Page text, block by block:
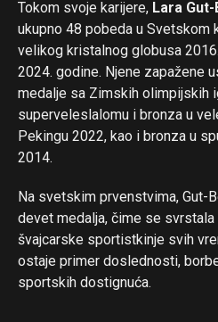
Tokom svoje karijere, Lara
ukupno 48 pobeda u Svetskom
velikog kristalnog globusa
2024. godine. Njene zapažene
medalje sa Zimskih olimpijskih
superveleslalomu i bronza u
Pekingu 2022, kao i bronza u
2014.
Na svetskim prvenstvima, Gut-
devet medalja, čime se
švajcarske sportistkinje svih
ostaje primer doslednosti,
sportskih dostignuća.